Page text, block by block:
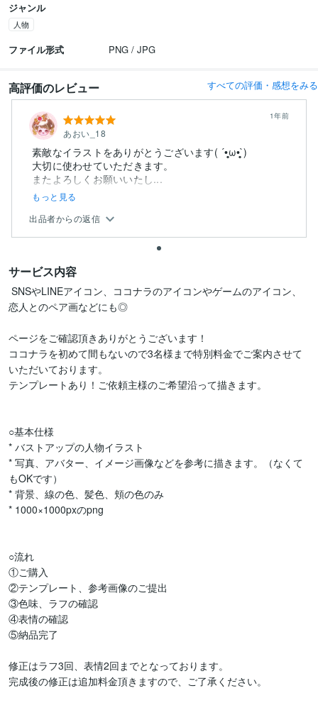
ジャンル
人物
ファイル形式 PNG / JPG
高評価のレビュー すべての評価・感想をみる
あおい_18
1年前
素敵なイラストをありがとうございます( ´•̥̥̥ω•̥̥̥`)
大切に使わせていただきます。
またよろしくお願いいたし...
もっと見る
出品者からの返信
サービス内容
恋人とのペア画などにも◎
ページをご確認頂きありがとうございます！
ココナラを初めて間もないので3名様まで特別料金でご案内させて
いただいております。
テンプレートあり！ご依頼主様のご希望沿って描きます。
○基本仕様
* バストアップの人物イラスト
* 写真、アバター、イメージ画像などを参考に描きます。（なくて
もOKです）
* 背景、線の色、髪色、頬の色のみ
* 1000×1000pxのpng
○流れ
①ご購入
②テンプレート、参考画像のご提出
③色味、ラフの確認
④表情の確認
⑤納品完了
修正はラフ3回、表情2回までとなっております。
完成後の修正は追加料金頂きますので、ご了承ください。